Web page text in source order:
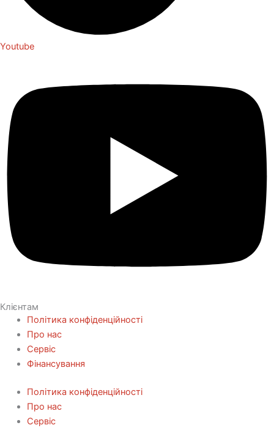
Youtube
Клієнтам
Політика конфіденційності
Про нас
Сервіс
Фінансування
Політика конфіденційності
Про нас
Сервіс